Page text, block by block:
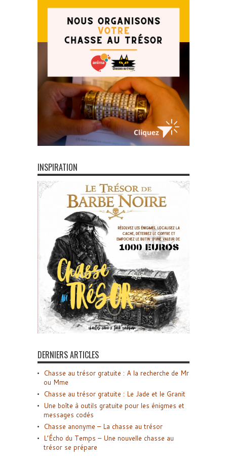
INSPIRATION
DERNIERS ARTICLES
Chasse au trésor gratuite : A la recherche de Mr
ou Mme
Chasse au trésor gratuite : Le Jade et le Granit
Une boîte à outils gratuite pour les énigmes et
messages codés
Chasse anonyme – La chasse au trésor
L’Écho du Temps – Une nouvelle chasse au
trésor se prépare